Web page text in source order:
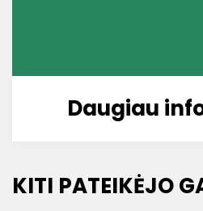
Daugiau
KITI PATEIKĖJO